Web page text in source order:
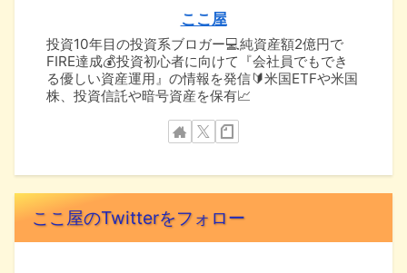
ここ屋
投資10年目の投資系ブロガー💻純資産額2億円で
FIRE達成💰投資初心者に向けて『会社員でもでき
る優しい資産運用』の情報を発信🔰米国ETFや米国
株、投資信託や暗号資産を保有📈
ここ屋のTwitterをフォロー